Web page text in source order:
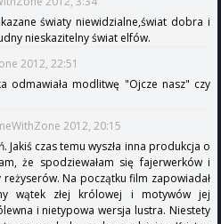
światy niewidzialne,świat dobra i
nieskazitelny świat elfów.
2012, 22:51
odmawiała modlitwę "Ojcze nasz" czy
2012, 20:15
Jakiś czas temu wyszła inna produkcja o
że spodziewałam się fajerwerków i
Na początku film zapowiadał
wątek złej królowej i motywów jej
i nietypowa wersja lustra. Niestety